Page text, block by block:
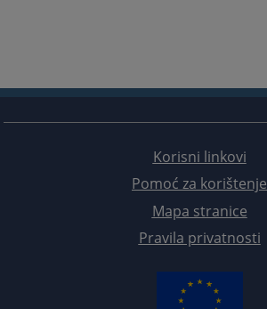
Korisni linkovi
Pomoć za korištenje
Mapa stranice
Pravila privatnosti